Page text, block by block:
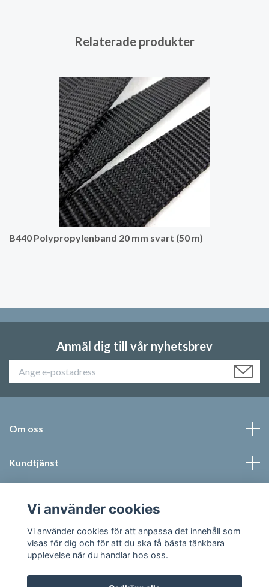
B440 Polypropylenband 20 mm svart (50 m)
Anmäl dig till vår nyhetsbrev
Om oss
Kundtjänst
Sociala medier
Vi använder cookies
Vi använder cookies för att anpassa det innehåll som
visas för dig och för att du ska få bästa tänkbara
upplevelse när du handlar hos oss.